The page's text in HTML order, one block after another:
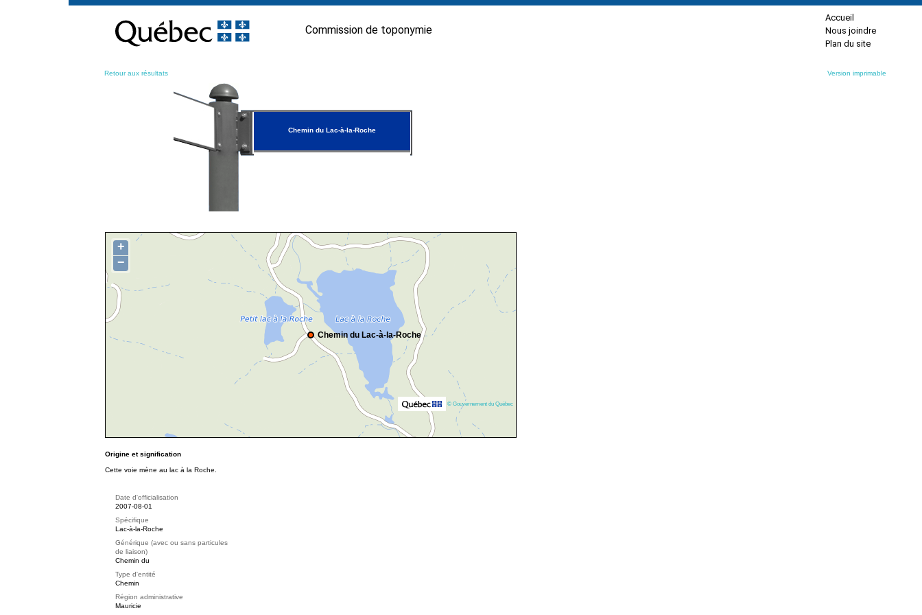
contenu
Commission de toponymie
Accueil
Nous joindre
Plan du site
Retour aux résultats Version imprimable
Chemin du Lac-à-la-Roche
Chemin du Lac-à-la-Roche
+
−
© Gouvernement du Québec
Origine et signification
Cette voie mène au lac à la Roche.
Date d'officialisation
2007-08-01
Spécifique
Lac-à-la-Roche
Générique (avec ou sans particules
de liaison)
Chemin du
Type d'entité
Chemin
Région administrative
Mauricie